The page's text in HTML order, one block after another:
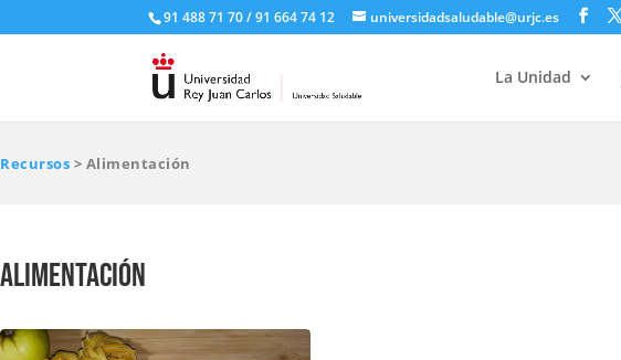
91 488 71 70 / 91 664 74 12 universidadsaludable@urjc.es
La Unidad
Recursos > Alimentación
Alimentación